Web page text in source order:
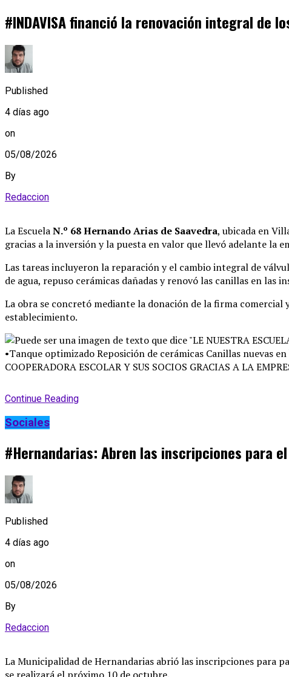
#INDAVISA financió la renovación integral de
Published
4 días ago
on
05/08/2026
By
Redaccion
La EscuelaN.º 68 Hernando Arias de Saavedra, ubicada en
gracias a la inversión y la puesta en valor que llevó adelante la
Las tareas incluyeron la reparación y el cambio integral de
de agua, repuso cerámicas dañadas y renovó las canillas en las
La obra se concretó mediante la donación de la firma comercial
establecimiento.
Continue Reading
Sociales
#Hernandarias: Abren las inscripciones para
Published
4 días ago
on
05/08/2026
By
Redaccion
La Municipalidad de Hernandarias abrió las inscripciones para
se realizará el próximo 10 de octubre.